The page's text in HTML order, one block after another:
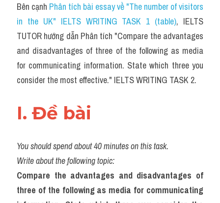
Đề thi thật IELTS GENERAL
Task 2
Từ vựng theo topic
Từ vựng theo Topic
Grammar
Cam
Environment
Đề thi thật Task 1
Bên cạnh Phân tích bài essay về "The number of visitors
in the UK" IELTS WRITING TASK 1 (table), IELTS
TUTOR hướng dẫn Phân tích "Compare the advantages
and disadvantages of three of the following as media
for communicating information. State which three you
consider the most effective." IELTS WRITING TASK 2.
I. Đề bài
You should spend about 40 minutes on this task.
Write about the following topic:
Compare the advantages and disadvantages of
three of the following as media for communicating